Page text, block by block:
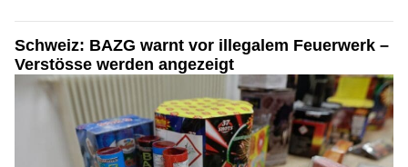
Schweiz: BAZG warnt vor illegalem Feuerwerk –
Verstösse werden angezeigt